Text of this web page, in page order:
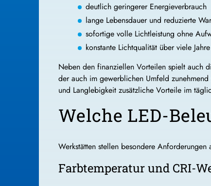
deutlich geringerer Energieverbrauch
lange Lebensdauer und reduzierte
sofortige volle Lichtleistung ohne
konstante Lichtqualität über viele Jahre
Neben den finanziellen Vorteilen spielt auch
der auch im gewerblichen Umfeld
und Langlebigkeit zusätzliche Vorteile im
Welche LED-
Werkstätten stellen besondere
Farbtemperatur und CRI-